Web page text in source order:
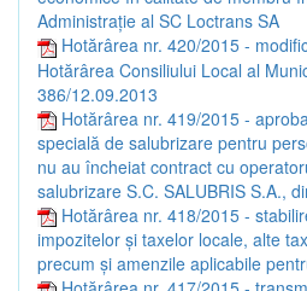
Administrație al SC Loctrans SA
Hotărârea nr. 420/2015 -
Hotărârea Consiliului Local al
386/12.09.2013
Hotărârea nr. 419/2015 -
specială de salubrizare pentru
nu au încheiat contract cu
salubrizare S.C. SALUBRIS S.A.,
Hotărârea nr. 418/2015 -
impozitelor și taxelor locale, alte
precum și amenzile aplicabile